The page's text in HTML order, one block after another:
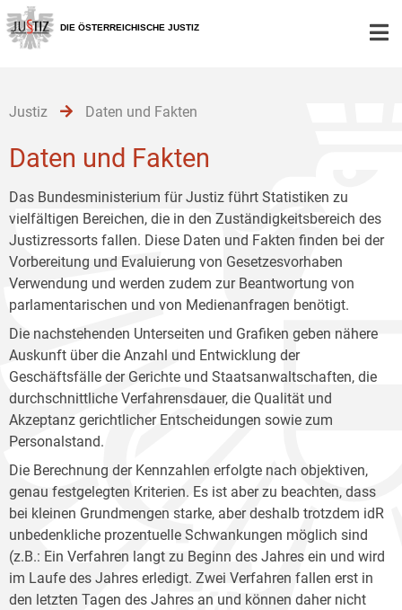
Zur
Hauptnavigation
[1]
Zum
Inhalt
[2]
Zum
Untermenü
[3]
DIE ÖSTERREICHISCHE JUSTIZ
Justiz Daten und Fakten
Daten und Fakten
Das Bundesministerium für Justiz führt Statistiken zu
vielfältigen Bereichen, die in den Zuständigkeitsbereich des
Justizressorts fallen. Diese Daten und Fakten finden bei der
Vorbereitung und Evaluierung von Gesetzesvorhaben
Verwendung und werden zudem zur Beantwortung von
parlamentarischen und von Medienanfragen benötigt.
Die nachstehenden Unterseiten und Grafiken geben nähere
Auskunft über die Anzahl und Entwicklung der
Geschäftsfälle der Gerichte und Staatsanwaltschaften, die
durchschnittliche Verfahrensdauer, die Qualität und
Akzeptanz gerichtlicher Entscheidungen sowie zum
Personalstand.
Die Berechnung der Kennzahlen erfolgte nach objektiven,
genau festgelegten Kriterien. Es ist aber zu beachten, dass
bei kleinen Grundmengen starke, aber deshalb trotzdem idR
unbedenkliche prozentuelle Schwankungen möglich sind
(z.B.: Ein Verfahren langt zu Beginn des Jahres ein und wird
im Laufe des Jahres erledigt. Zwei Verfahren fallen erst in
den letzten Tagen des Jahres an und können daher nicht